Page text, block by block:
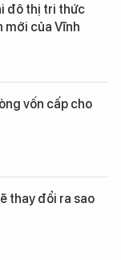
đô thị tri thức
mới của Vĩnh
vốn cấp cho
thay đổi ra sao